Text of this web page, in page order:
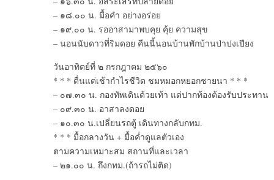
– ๑๘.๐๐ น. มื้อคำ อย่างอร่อย
– ๑๙.๐๐ น. รออาสามาพบคุย คุ้ย ความสุข
– นอนนับดาวที่ริมดอย คืนนี้นอนบ้านพักบ้านป่าปงเปียง
วันอาทิตย์ที่ ๒ กรกฎาคม ๒๕๖๐
* * * ตื่นแต่เช้ากำไรชีวิต ชมหมอกหยอกชายนา * * *
– ๐๗.๓๐ น. กองทัพเดินด้วยเท้า แต่ปากท้องต้องรับประทาน
– ๐๙.๓๐ น. อาสาลงดอย
– ๑๐.๓๐ น.เปลี่ยนรถตู้ เดินทางกลับกทม.
* * * มื้อกลางวัน + มื้อค่ำดูแลตัวเอง
ตามความเหมาะสม สถานที่และเวลา
– ๒๑.๐๐ น. ถึงกทม.(ถ้ารถไม่ติด)